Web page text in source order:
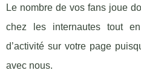
Le nombre de vos fans joue
chez les internautes tout
d’activité sur votre page
avec nous.